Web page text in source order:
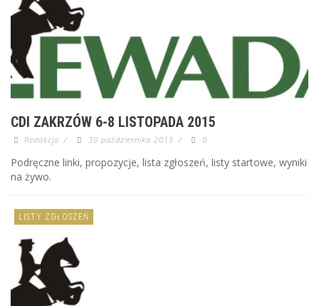
CDI ZAKRZÓW 6-8 LISTOPADA 2015
Redakcja / 30 października 2015 / 0
Podręczne linki, propozycje, lista zgłoszeń, listy startowe, wyniki
na żywo.
LISTY ZGŁOSZEŃ